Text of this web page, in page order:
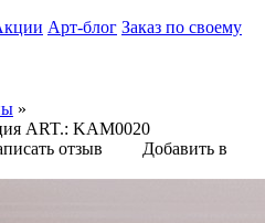
Арт-блог Заказ по своему
»
ART.: KAM0020
отзыв
Добавить в